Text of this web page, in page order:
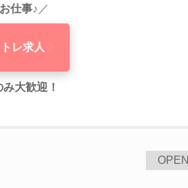
仕事♪ ／
レ求人
大歓迎！
OPEN